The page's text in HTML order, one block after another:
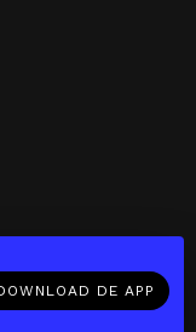
DE APP